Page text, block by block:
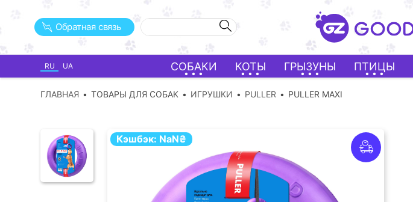
Обратная связь
RU UA СОБАКИ КОТЫ ГРЫЗУНЫ ПТИЦЫ
ГЛАВНАЯ ТОВАРЫ ДЛЯ СОБАК ИГРУШКИ PULLER PULLER MAXI
Кэшбэк: NaN₴